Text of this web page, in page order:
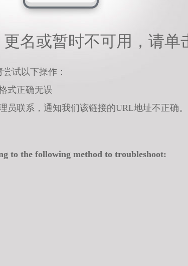
名或暂时不可用，请单
试以下操作：
式正确无误
联系，通知我们该链接的URL地址不正确。
to the following method to troubleshoot: